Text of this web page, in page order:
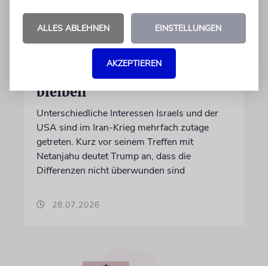
Trump: Netanjahu will, dass
USA im Iran involviert
bleiben
Unterschiedliche Interessen Israels und der
USA sind im Iran-Krieg mehrfach zutage
getreten. Kurz vor seinem Treffen mit
Netanjahu deutet Trump an, dass die
Differenzen nicht überwunden sind
28.07.2026
ALLES ABLEHNEN EINSTELLUNGEN
AKZEPTIEREN